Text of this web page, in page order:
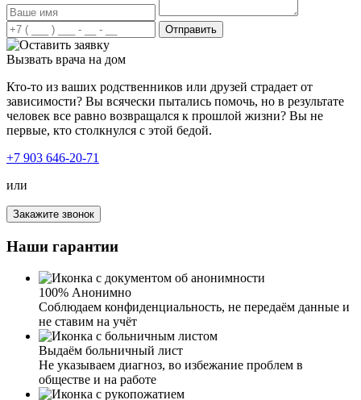
Я благодарна вашей клинике за лечение от алкоголизма
у мужа. Спиртное муж не употребляет уже около года.
Именно здесь специалисты нашли правильный подход к
супругу и смогли убедить его пройти лечение.
Благодаря вам у нас такой отличный результат и знания,
как нам, близким людям, вести себя в подобных
ситуациях. Спасибо вам огромное.
алкоголя у неё начались проблемы с сосудами, очень
сильно отекало все тело. Мать сразу направили на
детоксикацию. Для алкоголика со стажем около 10 лет
это очень важно, чтобы привели в чувство организм.
После курса детоксикации, проводилась работа с
психологом, различные групповые занятия. Благодарен
вашим специалистам за проделанную работу. Все это
время могу наблюдать, как жизнь матери обретает
новые возможности и трезвую жизнь. В ней будто
заново интерес к жизни проснулся.
Отправить
Вызвать врача на дом
Кто-то из ваших родственников или друзей страдает от
зависимости? Вы всячески пытались помочь, но в результате
человек все равно возвращался к прошлой жизни? Вы не
первые, кто столкнулся с этой бедой.
+7 903 646-20-71
или
Закажите звонок
Наши гарантии
100% Анонимно
Соблюдаем конфиденциальность, не передаём данные и
не ставим на учёт
Выдаём больничный лист
Не указываем диагноз, во избежание проблем в
обществе и на работе